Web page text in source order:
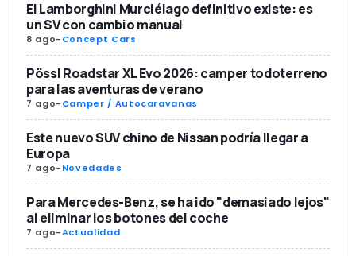
El Lamborghini Murciélago definitivo existe: es
un SV con cambio manual
8 ago-Concept Cars
Pössl Roadstar XL Evo 2026: camper todoterreno
para las aventuras de verano
7 ago-Camper / Autocaravanas
Este nuevo SUV chino de Nissan podría llegar a
Europa
7 ago-Novedades
Para Mercedes-Benz, se ha ido "demasiado lejos"
al eliminar los botones del coche
7 ago-Actualidad